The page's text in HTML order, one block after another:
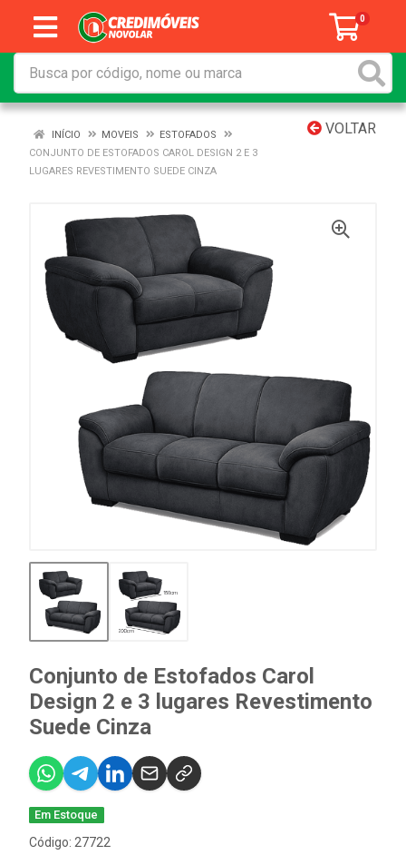
0
VOLTAR
INÍCIO MOVEIS
ESTOFADOS
CONJUNTO DE ESTOFADOS CAROL DESIGN 2 E 3
LUGARES REVESTIMENTO SUEDE CINZA
Conjunto de Estofados Carol
Design 2 e 3 lugares Revestimento
Suede Cinza
Em Estoque
Código: 27722